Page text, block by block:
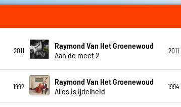
2011
Raymond Van Het Groenewoud
Aan de meet 2
2011
1992
Raymond Van Het Groenewoud
Alles is ijdelheid
1994